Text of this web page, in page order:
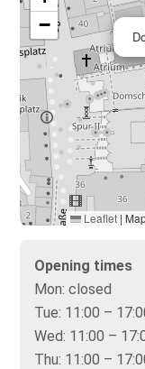
−
Leaflet |
Opening times
Mon: closed
Tue: 11:00 –
Wed: 11:00 –
Thu: 11:00 –